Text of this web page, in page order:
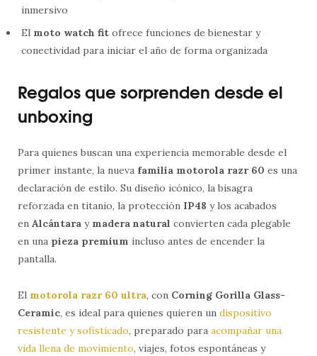
inmersivo
El moto watch fit ofrece funciones de bienestar y
conectividad para iniciar el año de forma organizada
Regalos que sorprenden desde el
unboxing
Para quienes buscan una experiencia memorable desde el
primer instante, la nueva familia motorola razr 60 es una
declaración de estilo. Su diseño icónico, la bisagra
reforzada en titanio, la protección IP48 y los acabados
en Alcántara y madera natural convierten cada plegable
en una pieza premium incluso antes de encender la
pantalla.
El motorola razr 60 ultra, con Corning Gorilla Glass-
Ceramic, es ideal para quienes quieren un dispositivo
resistente y sofisticado, preparado para acompañar una
vida llena de movimiento, viajes, fotos espontáneas y